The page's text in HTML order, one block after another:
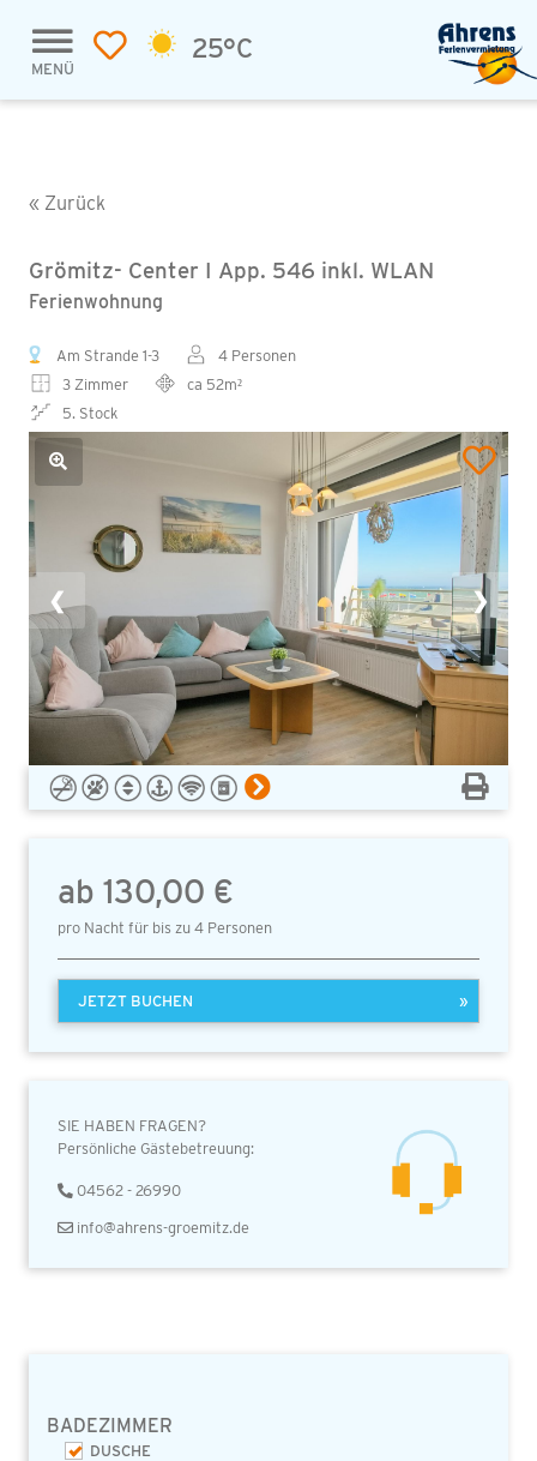
MENÜ
25°C
« Zurück
Grömitz- Center I App. 546 inkl. WLAN
Ferienwohnung
Am Strande 1-3
4 Personen
3 Zimmer
ca 52m²
5. Stock
❮ ❯
ab 130,00 €
pro Nacht für bis zu 4 Personen
JETZT BUCHEN »
SIE HABEN FRAGEN?
Persönliche Gästebetreuung:
04562 - 26990
info@ahrens-groemitz.de
BADEZIMMER
DUSCHE